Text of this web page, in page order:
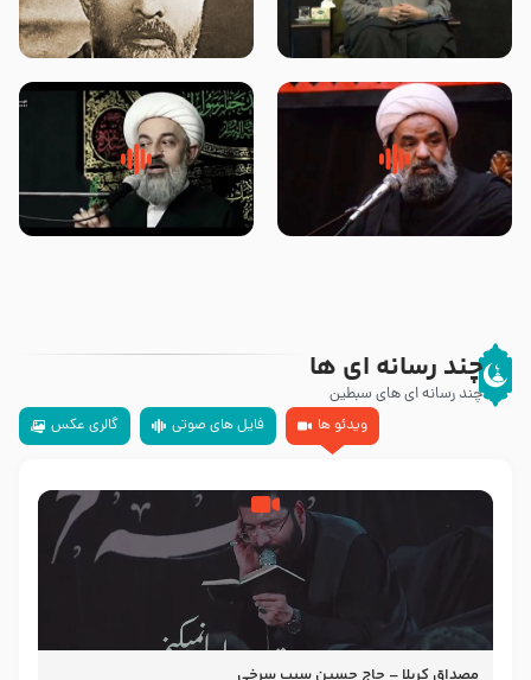
لقب حضرت رقیه سلام الله علیها به
چه معناست – حجت الاسلام علوی
روضه‌ی مجلس یزید ملعون و
اسارت اهل‌بیت علیهم‌السلام –
محدث زاده
سلام جوانی که امام حسین علیه
السلام خودش جوابش را دادند
زیارتی که اسباب رزق زیاد و عمر
طولانی است حجت السلام حسین
چند رسانه ای ها
چند رسانه ای های سبطین
ویدئو ها
فایل های صوتی گالری عکس
مصداق کربلا – حاج حسین سیب سرخی